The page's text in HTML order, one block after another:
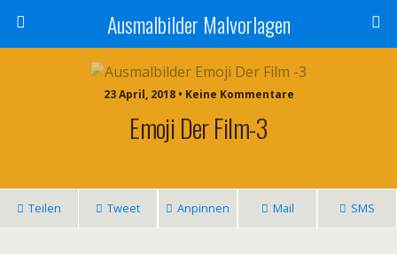
Ausmalbilder Malvorlagen
23 April, 2018 • Keine Kommentare
Emoji Der Film-3
Teilen Tweet Anpinnen Mail SMS